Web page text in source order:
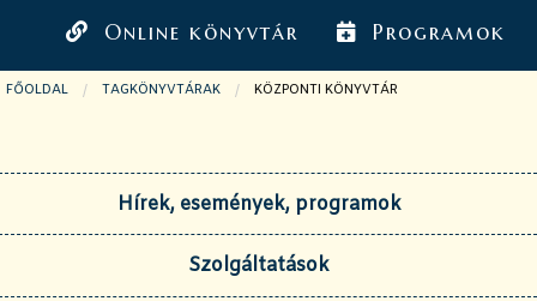
Online könyvtár Programok
FŐOLDAL TAGKÖNYVTÁRAK JELENLEGI OLDAL:
KÖZPONTI KÖNYVTÁR
Hírek, események, programok
Szolgáltatások